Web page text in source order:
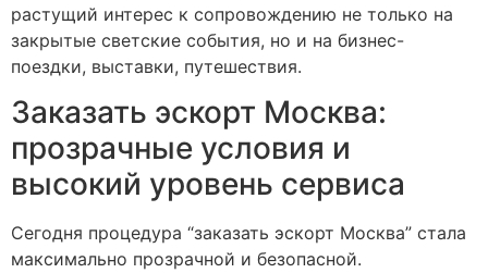
растущий интерес к сопровождению не только на
закрытые светские события, но и на бизнес-
поездки, выставки, путешествия.
Заказать эскорт Москва:
прозрачные условия и
высокий уровень сервиса
Сегодня процедура “заказать эскорт Москва” стала
максимально прозрачной и безопасной.